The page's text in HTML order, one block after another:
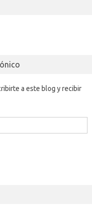
a este blog y recibir